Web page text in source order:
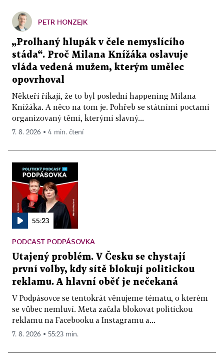
PETR HONZEJK
„Prolhaný hlupák v čele nemyslícího
stáda“. Proč Milana Knížáka oslavuje
vláda vedená mužem, kterým umělec
opovrhoval
Někteří říkají, že to byl poslední happening Milana
Knížáka. A něco na tom je. Pohřeb se státními poctami
organizovaný těmi, kterými slavný...
7. 8. 2026 ▪ 4 min. čtení
55:23
PODCAST PODPÁSOVKA
Utajený problém. V Česku se chystají
první volby, kdy sítě blokují politickou
reklamu. A hlavní oběť je nečekaná
V Podpásovce se tentokrát věnujeme tématu, o kterém
se vůbec nemluví. Meta začala blokovat politickou
reklamu na Facebooku a Instagramu a...
7. 8. 2026 ▪ 55:23 min.